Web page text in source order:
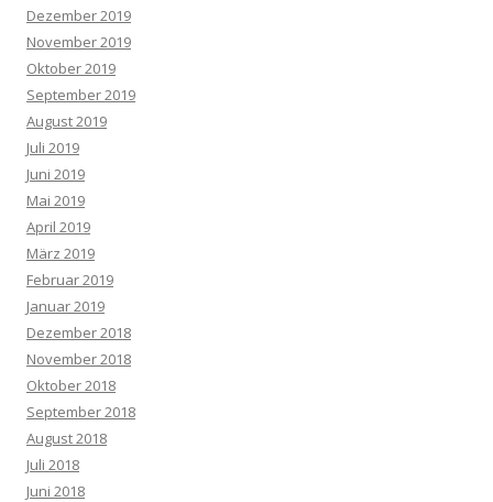
Dezember 2019
November 2019
Oktober 2019
September 2019
August 2019
Juli 2019
Juni 2019
Mai 2019
April 2019
März 2019
Februar 2019
Januar 2019
Dezember 2018
November 2018
Oktober 2018
September 2018
August 2018
Juli 2018
Juni 2018